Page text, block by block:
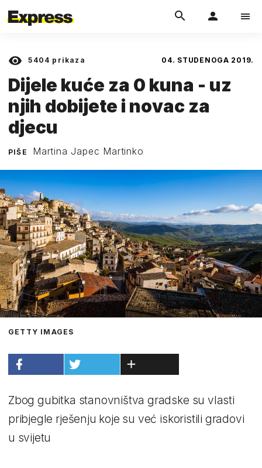
5404 prikaza 04. STUDENOGA 2019.
Dijele kuće za 0 kuna - uz
njih dobijete i novac za
djecu
PIŠE Martina Japec Martinko
GETTY IMAGES
Zbog gubitka stanovništva gradske su vlasti
pribjegle rješenju koje su već iskoristili gradovi
u svijetu